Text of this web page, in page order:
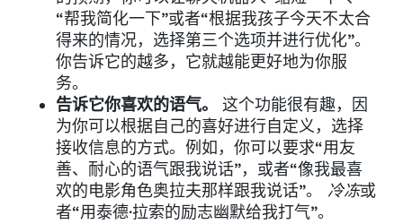
“帮我简化一下”或者“根据我孩子今天不太合
得来的情况，选择第三个选项并进行优化”。
你告诉它的越多，它就越能更好地为你服
务。
告诉它你喜欢的语气。 这个功能很有趣，因
为你可以根据自己的喜好进行自定义，选择
接收信息的方式。例如，你可以要求“用友
善、耐心的语气跟我说话”，或者“像我最喜
欢的电影角色奥拉夫那样跟我说话”。 冷冻或
者“用泰德·拉索的励志幽默给我打气”。